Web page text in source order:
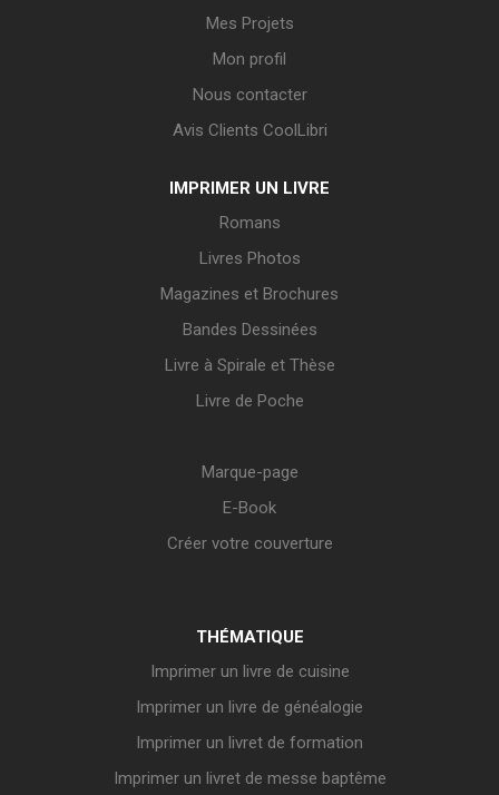
Mes Projets
Mon profil
Nous contacter
Avis Clients CoolLibri
IMPRIMER UN LIVRE
Romans
Livres Photos
Magazines et Brochures
Bandes Dessinées
Livre à Spirale et Thèse
Livre de Poche
Marque-page
E-Book
Créer votre couverture
THÉMATIQUE
Imprimer un livre de cuisine
Imprimer un livre de généalogie
Imprimer un livret de formation
Imprimer un livret de messe baptême